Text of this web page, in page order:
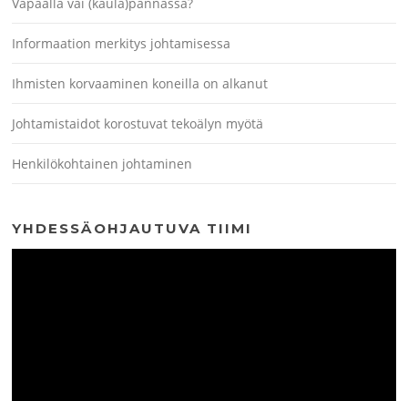
Informaation merkitys johtamisessa
Ihmisten korvaaminen koneilla on alkanut
Johtamistaidot korostuvat tekoälyn myötä
Henkilökohtainen johtaminen
YHDESSÄOHJAUTUVA TIIMI